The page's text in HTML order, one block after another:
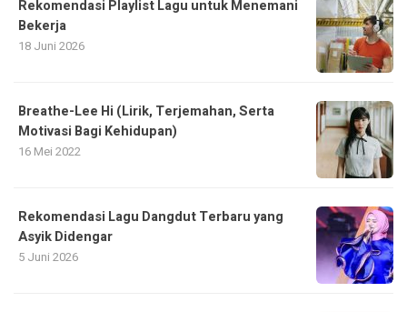
Rekomendasi Playlist Lagu untuk Menemani
Bekerja
18 Juni 2026
Breathe-Lee Hi (Lirik, Terjemahan, Serta
Motivasi Bagi Kehidupan)
16 Mei 2022
Rekomendasi Lagu Dangdut Terbaru yang
Asyik Didengar
5 Juni 2026